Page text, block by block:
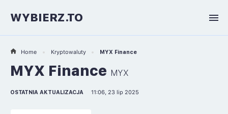
WYBIERZ.TO
Home Kryptowaluty MYX Finance
MYX Finance MYX
OSTATNIA AKTUALIZACJA 11:06, 23 lip 2025